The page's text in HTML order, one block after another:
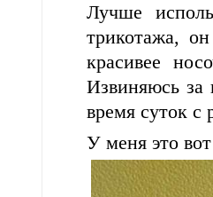
Лучше
трикотажа,
красивее
Извиняюсь за
время суток
У меня это